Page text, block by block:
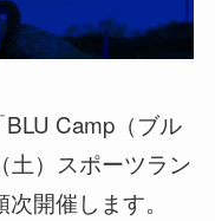
Camp（ブル
土）スポーツラン
開催します。